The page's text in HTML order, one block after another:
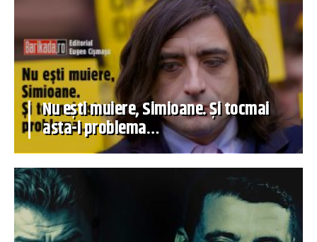
Nu ești muiere, Simioane. Și tocmai
asta-i problema…